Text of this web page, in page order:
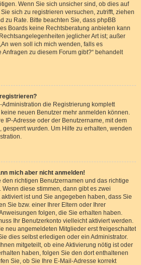
Wenn Sie sich unsicher sind, ob dies auf
sich zu registrieren versuchen, zutrifft, ziehen
zu Rate. Bitte beachten Sie, dass phpBB
Boards keine Rechtsberatung anbieten kann
jeglicher Art ist; außer
wen soll ich mich wenden, falls es
zu diesem Forum gibt?“ behandelt
Administration die Registrierung komplett
neuen Benutzer mehr anmelden können.
IP-Adresse oder der Benutzername, mit dem
gesperrt wurden. Um Hilfe zu erhalten, wenden
mich aber nicht anmelden!
den richtigen Benutzernamen und das richtige
diese stimmen, dann gibt es zwei
aktiviert ist und Sie angegeben haben, dass Sie
Sie bzw. einer Ihrer Eltern oder Ihrer
folgen, die Sie erhalten haben.
Ihr Benutzerkonto vielleicht aktiviert werden.
neu angemeldeten Mitglieder erst freigeschaltet
dies selbst erledigen oder ein Administrator.
mitgeteilt, ob eine Aktivierung nötig ist oder
haben, folgen Sie den dort enthaltenen
Sie, ob Sie Ihre E-Mail-Adresse korrekt